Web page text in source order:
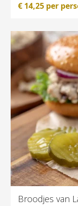
€ 14,25 per
Broodjes van